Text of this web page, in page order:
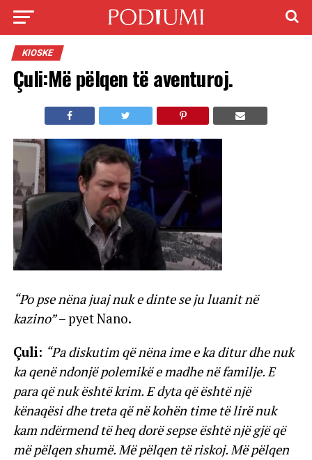
KIOSKE
Çuli:Më pëlqen të aventuroj.
“Po pse nëna juaj nuk e dinte se ju luanit në
kazino”– pyet Nano.
Çuli: “Pa diskutim që nëna ime e ka ditur dhe nuk
ka qenë ndonjë polemikë e madhe në familje. E
para që nuk është krim. E dyta që është një
kënaqësi dhe treta që në kohën time të lirë nuk
kam ndërmend të heq dorë sepse është një gjë që
më pëlqen shumë. Më pëlqen të riskoj. Më pëlqen